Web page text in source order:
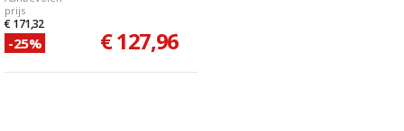
prijs
€ 171,32
-25% € 127,96